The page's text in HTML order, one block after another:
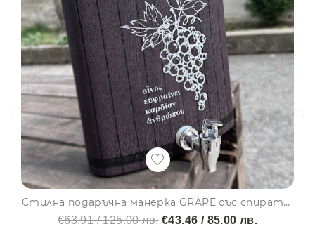
Стилна подаръчна манерка GRAPE със спирателно кранче FH-98, YH-128oz, неръждаема стомана и кожа
€63.91 / 125.00 лв.€43.46 / 85.00 лв.